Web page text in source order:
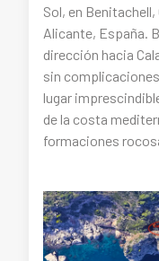
Sol, en
Alicante, España.
dirección hacia
sin
lugar
de la costa
formaciones